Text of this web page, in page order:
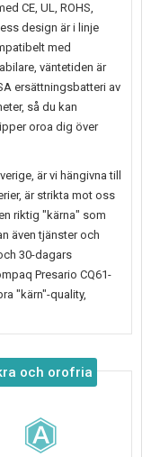
CE, UL, ROHS,
design är i linje
med
väntetiden är
ersättningsbatteri av
så du kan
oroa dig över
är vi hängivna till
är strikta mot oss
riktig "kärna" som
även tjänster och
30-dagars
Presario CQ61-
"kärn"-quality,
och orofria